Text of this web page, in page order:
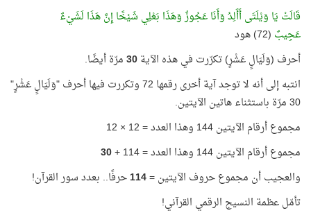
قَالَتْ يَا وَيْلَتَى أَأَلِدُ وَأَنَا عَجُوزٌ وَهَذَا بَعْلِي شَيْخًا إِنَّ هَذَا لَشَيْءٌ
عَجِيبٌ (72) هود
أحرف (وَلَيَالٍ عَشْرٍ) تكرّرت في هذه الآية30مرّة أيضًا.
انتبه إلى أنه لا توجد آية أخرى رقمها 72 وتكررت فيها أحرف "وَلَيَالٍ عَشْرٍ"
30 مرّة باستثناء هاتين الآيتين.
مجموع أرقام الآيتين 144 وهذا العدد = 12 × 12
مجموع أرقام الآيتين 144 وهذا العدد = 114 +
30
والعجيب أن مجموع حروف الآيتين =114حرفًا.. بعدد سور القرآن!
تأمّل عظمة النسيج الرقمي القرآني!